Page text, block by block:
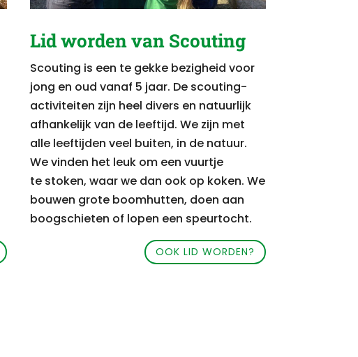
Lid worden van Scouting
Scouting is een te gekke bezigheid voor
jong en oud vanaf 5 jaar. De scouting-
activiteiten zijn heel divers en natuurlijk
afhankelijk van de leeftijd. We zijn met
alle leeftijden veel buiten, in de natuur.
We vinden het leuk om een vuurtje
te stoken, waar we dan ook op koken. We
bouwen grote boomhutten, doen aan
boogschieten of lopen een speurtocht.
OOK LID WORDEN?